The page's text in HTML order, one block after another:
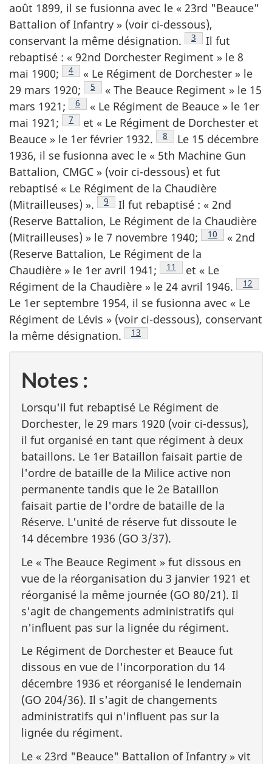
août 1899, il se fusionna avec le « 23rd "Beauce"
Battalion of Infantry » (voir ci-dessous),
conservant la même désignation.
Note de bas de
3
Il fut
rebaptisé : « 92nd Dorchester Regiment » le 8
mai 1900;
Note de bas de page
4
« Le Régiment de Dorchester » le
29 mars 1920;
Note de bas de page
5 « The Beauce Regiment » le 15
mars 1921;
Note de bas de page
6
« Le Régiment de Beauce » le 1er
mai 1921;
Note de bas de page
7
et « Le Régiment de Dorchester et
Beauce » le 1er février 1932.
Note de bas de page
8
Le 15 décembre
1936, il se fusionna avec le « 5th Machine Gun
Battalion, CMGC » (voir ci-dessous) et fut
rebaptisé « Le Régiment de la Chaudière
(Mitrailleuses) ».
Note de bas de page
9 Il fut rebaptisé : « 2nd
(Reserve Battalion, Le Régiment de la Chaudière
(Mitrailleuses) » le 7 novembre 1940;
Note de bas
10 « 2nd
(Reserve Battalion, Le Régiment de la
Chaudière » le 1er avril 1941;
Note de bas de page
11
et « Le
Régiment de la Chaudière » le 24 avril 1946.
Note
12
Le 1er septembre 1954, il se fusionna avec « Le
Régiment de Lévis » (voir ci-dessous), conservant
la même désignation.
Note de bas de page
13
Notes :
Lorsqu'il fut rebaptisé Le Régiment de
Dorchester, le 29 mars 1920 (voir ci-dessus),
il fut organisé en tant que régiment à deux
bataillons. Le 1er Bataillon faisait partie de
l'ordre de bataille de la Milice active non
permanente tandis que le 2e Bataillon
faisait partie de l'ordre de bataille de la
Réserve. L'unité de réserve fut dissoute le
14 décembre 1936 (GO 3/37).
Le « The Beauce Regiment » fut dissous en
vue de la réorganisation du 3 janvier 1921 et
réorganisé la même journée (GO 80/21). Il
s'agit de changements administratifs qui
n'influent pas sur la lignée du régiment.
Le Régiment de Dorchester et Beauce fut
dissous en vue de l'incorporation du 14
décembre 1936 et réorganisé le lendemain
(GO 204/36). Il s'agit de changements
administratifs qui n'influent pas sur la
lignée du régiment.
Le « 23rd "Beauce" Battalion of Infantry » vit